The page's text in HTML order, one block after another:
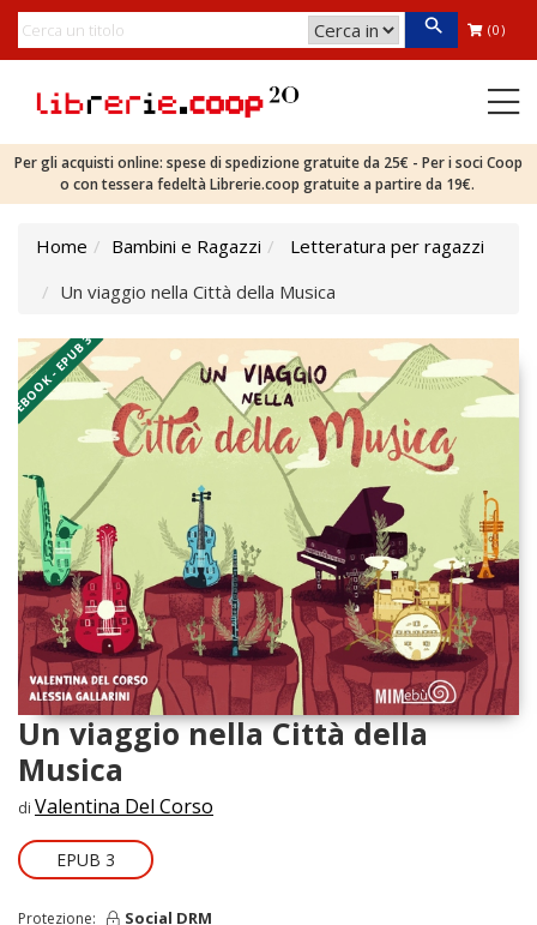
(0)
Per gli acquisti online: spese di spedizione gratuite da 25€ - Per i soci Coop
o con tessera fedeltà Librerie.coop gratuite a partire da 19€.
Home Bambini e Ragazzi
Letteratura per ragazzi
Un viaggio nella Città della Musica
EBOOK - EPUB 3
Un viaggio nella Città della
Musica
di Valentina Del Corso
EPUB 3
Protezione: Social DRM